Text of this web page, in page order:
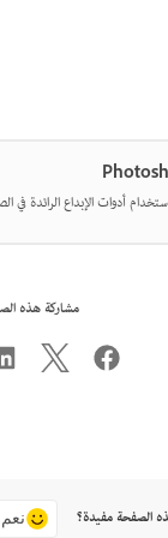
أدوات الإبداع الرائدة في
مشاركة هذه
الصفحة مفيدة؟